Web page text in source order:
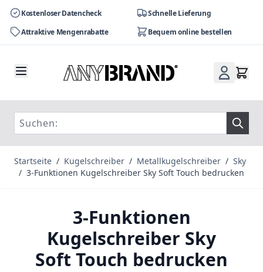
Kostenloser Datencheck
Schnelle Lieferung
Attraktive Mengenrabatte
Bequem online bestellen
Startseite / Kugelschreiber / Metallkugelschreiber / Sky
/ 3-Funktionen Kugelschreiber Sky Soft Touch bedrucken
3-Funktionen
Kugelschreiber Sky
Soft Touch bedrucken